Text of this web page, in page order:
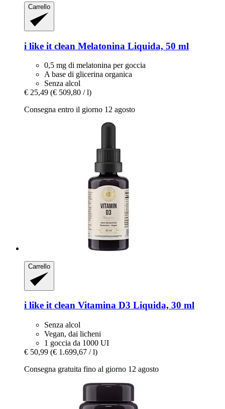
Carrello
i like it clean Melatonina Liquida, 50 ml
0,5 mg di melatonina per goccia
A base di glicerina organica
Senza alcol
€ 25,49 (€ 509,80 / l)
Consegna entro il giorno 12 agosto
Carrello
i like it clean Vitamina D3 Liquida, 30 ml
Senza alcol
Vegan, dai licheni
1 goccia da 1000 UI
€ 50,99 (€ 1.699,67 / l)
Consegna gratuita fino al giorno 12 agosto